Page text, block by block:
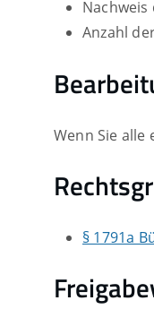
Anzahl
Wenn Sie
§ 1791a